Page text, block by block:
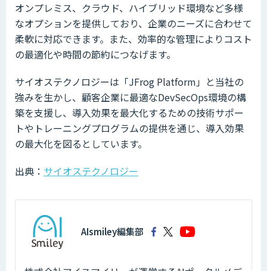
オンプレミス、クラウド、ハイブリッド環境など多様
なオプションを提供しており、企業のニーズに合わせて
柔軟に対応できます。また、効率的な管理によりコスト
の最適化や時間の節約につなげます。
サイオステクノロジーは「JFrog Platform」と当社の
強みを生かし、顧客企業に最適なDevSecOps環境の構
築を支援し、導入効果を最大化するための技術サポー
トやトレーニングプログラムの提供を通じ、導入効果
の最大化を図るとしています。
出典： サイオステクノロジー
AIsmiley編集部